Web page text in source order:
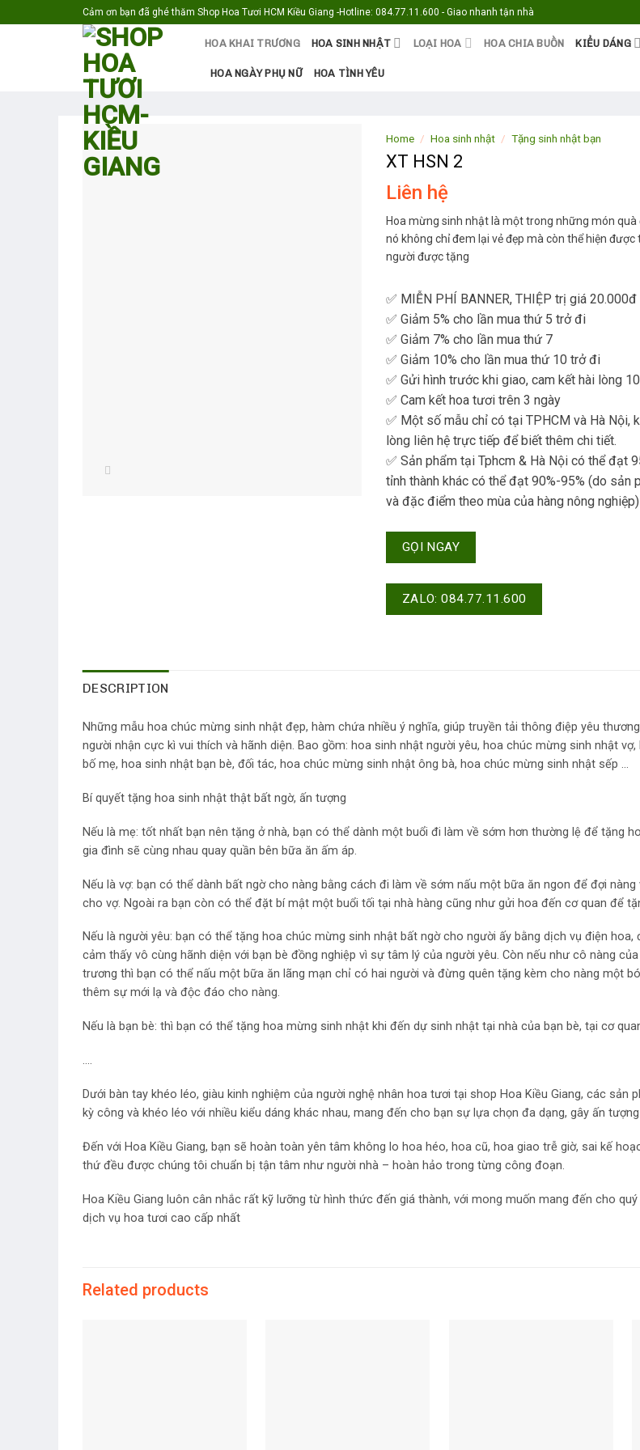
to
Cảm ơn bạn đã ghé thăm Shop Hoa Tươi HCM Kiều Giang -Hotline: 084.77.11.600 - Giao nhanh tận nhà
HOA KHAI TRƯƠNG HOA SINH NHẬT LOẠI HOA HOA CHIA BUỒN KIỂU DÁNG
HOA NGÀY PHỤ NỮ HOA TÌNH YÊU
Home / Hoa sinh nhật / Tặng sinh nhật bạn
XT HSN 2
Liên hệ
Hoa mừng sinh nhật là một trong những món
nó không chỉ đem lại vẻ đẹp mà còn thể hiện
người được tặng
✅ MIỄN PHÍ BANNER, THIỆP trị giá 20.000đ
✅ Giảm 5% cho lần mua thứ 5 trở đi
✅ Giảm 7% cho lần mua thứ 7
✅ Giảm 10% cho lần mua thứ 10 trở đi
✅ Gửi hình trước khi giao, cam kết hài lòng
✅ Cam kết hoa tươi trên 3 ngày
✅ Một số mẫu chỉ có tại TPHCM và Hà Nội,
lòng liên hệ trực tiếp để biết thêm chi tiết.
✅ Sản phẩm tại Tphcm & Hà Nội có thể đạt
tỉnh thành khác có thể đạt 90%-95% (do sản
và đặc điểm theo mùa của hàng nông nghiệp)
GỌI NGAY
ZALO: 084.77.11.600
DESCRIPTION
Những mẫu hoa chúc mừng sinh nhật đẹp, hàm chứa nhiều ý nghĩa, giúp truyền tải thông điệp yêu
người nhận cực kì vui thích và hãnh diện. Bao gồm: hoa sinh nhật người yêu, hoa chúc mừng sinh nhật
bố mẹ, hoa sinh nhật bạn bè, đối tác, hoa chúc mừng sinh nhật ông bà, hoa chúc mừng sinh nhật sếp …
Bí quyết tặng hoa sinh nhật thật bất ngờ, ấn tượng
Nếu là mẹ: tốt nhất bạn nên tặng ở nhà, bạn có thể dành một buổi đi làm về sớm hơn thường lệ để tặng
gia đình sẽ cùng nhau quay quần bên bữa ăn ấm áp.
Nếu là vợ: bạn có thể dành bất ngờ cho nàng bằng cách đi làm về sớm nấu một bữa ăn ngon để đợi
cho vợ. Ngoài ra bạn còn có thể đặt bí mật một buổi tối tại nhà hàng cũng như gửi hoa đến cơ quan để
Nếu là người yêu: bạn có thể tặng hoa chúc mừng sinh nhật bất ngờ cho người ấy bằng dịch vụ điện hoa,
cảm thấy vô cùng hãnh diện với bạn bè đồng nghiệp vì sự tâm lý của người yêu. Còn nếu như cô nàng
trương thì bạn có thể nấu một bữa ăn lãng mạn chỉ có hai người và đừng quên tặng kèm cho nàng một
thêm sự mới lạ và độc đáo cho nàng.
Nếu là bạn bè: thì bạn có thể tặng hoa mừng sinh nhật khi đến dự sinh nhật tại nhà của bạn bè, tại cơ
….
Dưới bàn tay khéo léo, giàu kinh nghiệm của người nghệ nhân hoa tươi tại shop Hoa Kiều Giang, các sản
kỳ công và khéo léo với nhiều kiểu dáng khác nhau, mang đến cho bạn sự lựa chọn đa dạng, gây ấn
Đến với Hoa Kiều Giang, bạn sẽ hoàn toàn yên tâm không lo hoa héo, hoa cũ, hoa giao trễ giờ, sai kế
thứ đều được chúng tôi chuẩn bị tận tâm như người nhà – hoàn hảo trong từng công đoạn.
Hoa Kiều Giang luôn cân nhắc rất kỹ lưỡng từ hình thức đến giá thành, với mong muốn mang đến cho
dịch vụ hoa tươi cao cấp nhất
Related products